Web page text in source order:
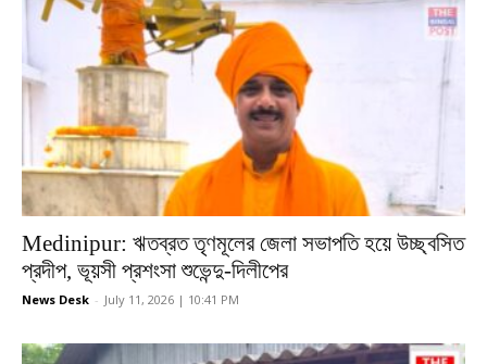
Medinipur: ঋতব্রত তৃণমূলের জেলা সভাপতি হয়ে উচ্ছ্বসিত
প্রদীপ, ভূয়সী প্রশংসা শুভেন্দু-দিলীপের
News Desk - July 11, 2026 | 10:41 PM